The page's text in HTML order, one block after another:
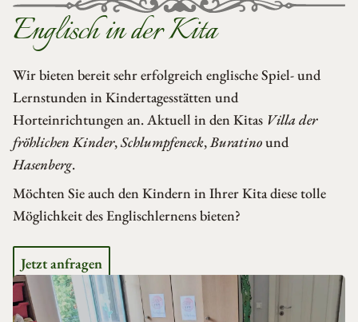
Englisch in der Kita
Wir bieten bereit sehr erfolgreich englische Spiel- und
Lernstunden in Kindertagesstätten und
Horteinrichtungen an. Aktuell in den Kitas Villa der
fröhlichen Kinder,Schlumpfeneck,Buratinound
Hasenberg.
Möchten Sie auch den Kindern in Ihrer Kita diese tolle
Möglichkeit des Englischlernens bieten?
Jetzt anfragen